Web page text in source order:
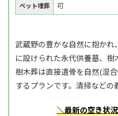
ペット埋葬 可
武蔵野の豊かな自然に抱か
に設けられた永代供養墓、樹
樹木葬は直接遺骨を自然(混
するプランです。清掃などの
＼最新の空き状